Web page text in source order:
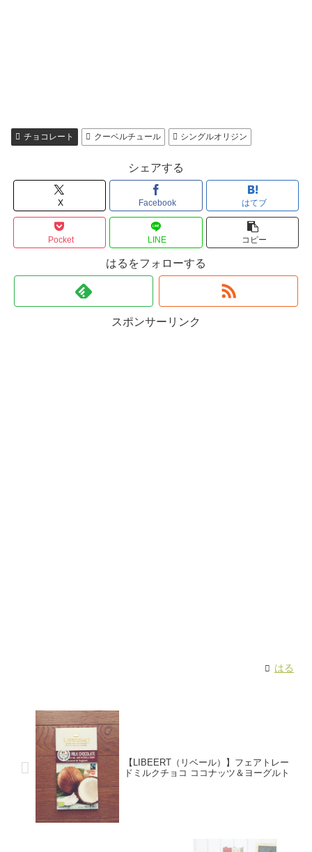
チョコレート クーベルチュール シングルオリジン
シェアする
X Facebook はてブ
Pocket LINE コピー
はるをフォローする
スポンサーリンク
はる
【LIBEERT（リベール）】フェアトレー
ドミルクチョコ ココナッツ＆ヨーグルト